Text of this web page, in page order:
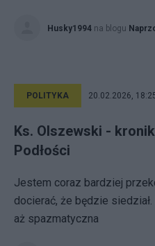
Husky1994 na blogu
POLITYKA 20.02.2026,
Ks. Olszewski -
Podłości
Jestem coraz bardziej
docierać, że będzie
aż spazmatyczna